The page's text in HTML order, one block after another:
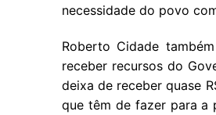
necessidade do povo
Roberto Cidade
receber recursos do
deixa de receber quase
que têm de fazer para a